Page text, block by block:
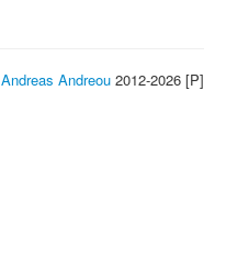
Andreas Andreou 2012-2026 [P]